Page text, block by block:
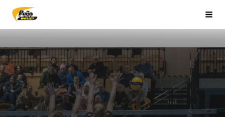
Siirry
sivun
Sivuston etusivulle